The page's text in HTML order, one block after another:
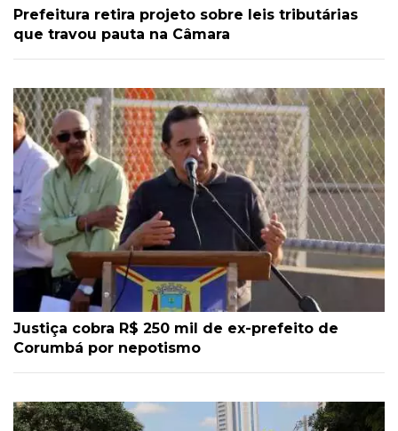
Prefeitura retira projeto sobre leis tributárias
que travou pauta na Câmara
Justiça cobra R$ 250 mil de ex-prefeito de
Corumbá por nepotismo